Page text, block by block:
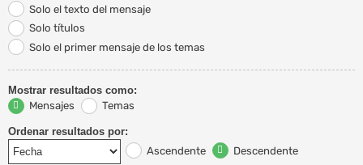
Solo el texto del mensaje
Solo títulos
Solo el primer mensaje de los temas
Mostrar resultados como:
Mensajes
Temas
Ordenar resultados por:
Ascendente
Descendente